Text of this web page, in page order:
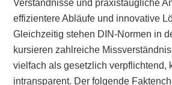
Verständnisse und praxistaugliche
effizientere Abläufe und innovative
Gleichzeitig stehen DIN-Normen in
kursieren zahlreiche
vielfach als gesetzlich verpflichtend,
intransparent. Der folgende